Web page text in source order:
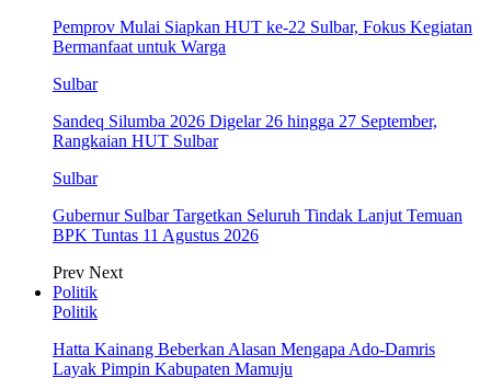
Pemprov Mulai Siapkan HUT ke-22 Sulbar, Fokus Kegiatan
Bermanfaat untuk Warga
Sulbar
Sandeq Silumba 2026 Digelar 26 hingga 27 September,
Rangkaian HUT Sulbar
Sulbar
Gubernur Sulbar Targetkan Seluruh Tindak Lanjut Temuan
BPK Tuntas 11 Agustus 2026
Prev Next
Politik
Politik
Hatta Kainang Beberkan Alasan Mengapa Ado-Damris
Layak Pimpin Kabupaten Mamuju